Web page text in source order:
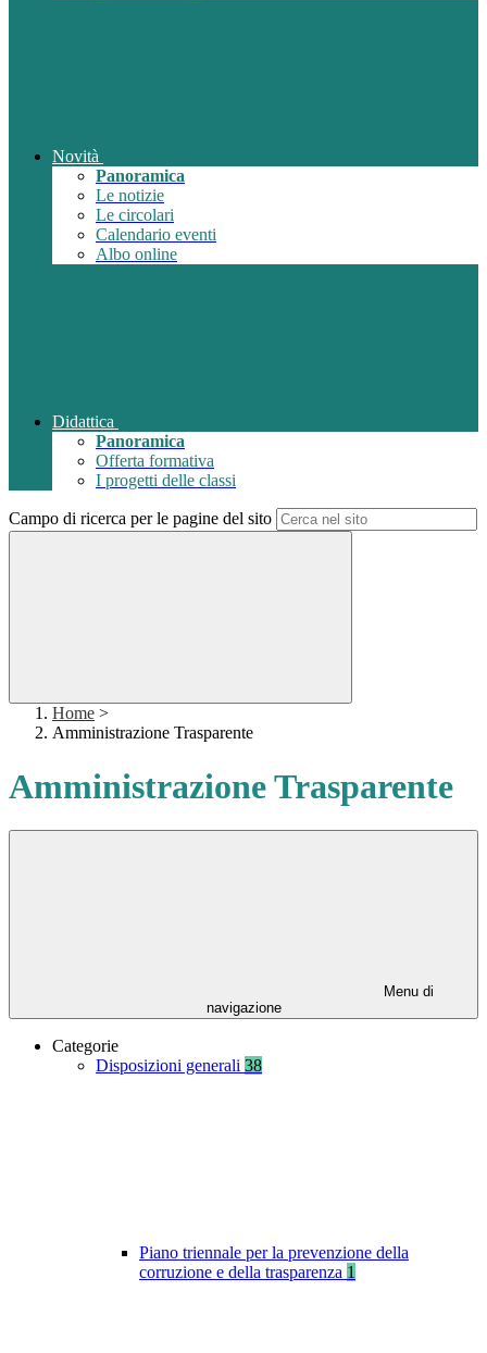
Novità
Panoramica
Le notizie
Le circolari
Calendario eventi
Albo online
Didattica
Panoramica
Offerta formativa
I progetti delle classi
Campo di ricerca per le pagine del sito
Home >
Amministrazione Trasparente
Amministrazione Trasparente
Menu di
navigazione
Categorie
Disposizioni generali 38
Piano triennale per la prevenzione della
corruzione e della trasparenza 1